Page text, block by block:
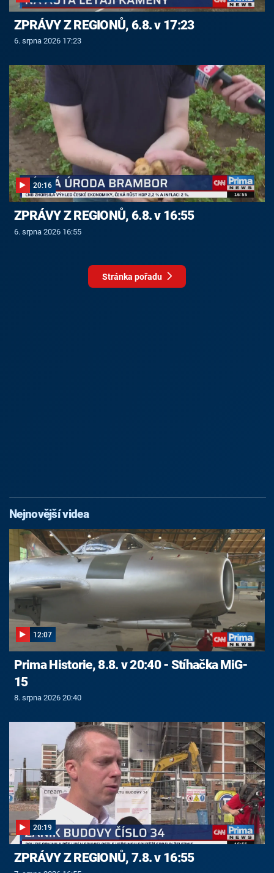
ZPRÁVY Z REGIONŮ, 6.8. v 17:23
6. srpna 2026 17:23
20:16
ZPRÁVY Z REGIONŮ, 6.8. v 16:55
6. srpna 2026 16:55
Stránka pořadu
Nejnovější videa
12:07
Prima Historie, 8.8. v 20:40 - Stíhačka MiG-
15
8. srpna 2026 20:40
20:19
ZPRÁVY Z REGIONŮ, 7.8. v 16:55